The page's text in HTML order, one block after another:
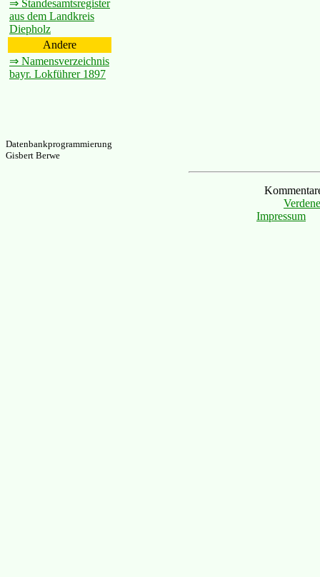
⇒ Standesamtsregister
aus dem Landkreis
Diepholz
Andere
⇒ Namensverzeichnis
bayr. Lokführer 1897
Datenbankprogrammierung
Gisbert Berwe
Impressum